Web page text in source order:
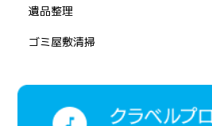
遺品整理
ゴミ屋敷清掃